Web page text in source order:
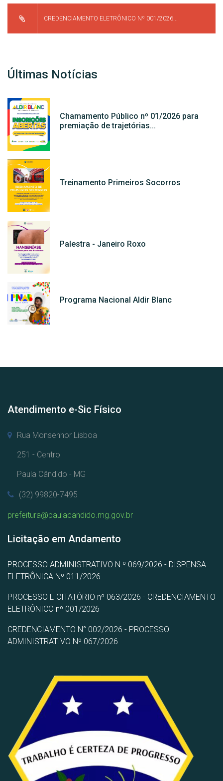
CREDENCIAMENTO ELETRÔNICO Nº 001/2026...
Últimas Notícias
Chamamento Público nº 01/2026 para
premiação de trajetórias...
Treinamento Primeiros Socorros
Palestra - Janeiro Roxo
Programa Nacional Aldir Blanc
Atendimento e-Sic Físico
Rua Monsenhor Lisboa
251 - Centro
Paula Cândido - MG
(32) 99820-7495
prefeitura@paulacandido.mg.gov.br
Licitação em Andamento
PROCESSO ADMINISTRATIVO N.º 069/2026 - DISPENSA
ELETRÔNICA Nº 011/2026
PROCESSO LICITATÓRIO nº 063/2026 - CREDENCIAMENTO
ELETRÔNICO nº 001/2026
CREDENCIAMENTO N° 002/2026 - PROCESSO
ADMINISTRATIVO Nº 067/2026